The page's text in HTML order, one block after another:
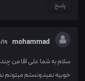
پاسخ
mohammad
19
سلام به شما علی اقا من
خوبیه نمیدونستم میتونم